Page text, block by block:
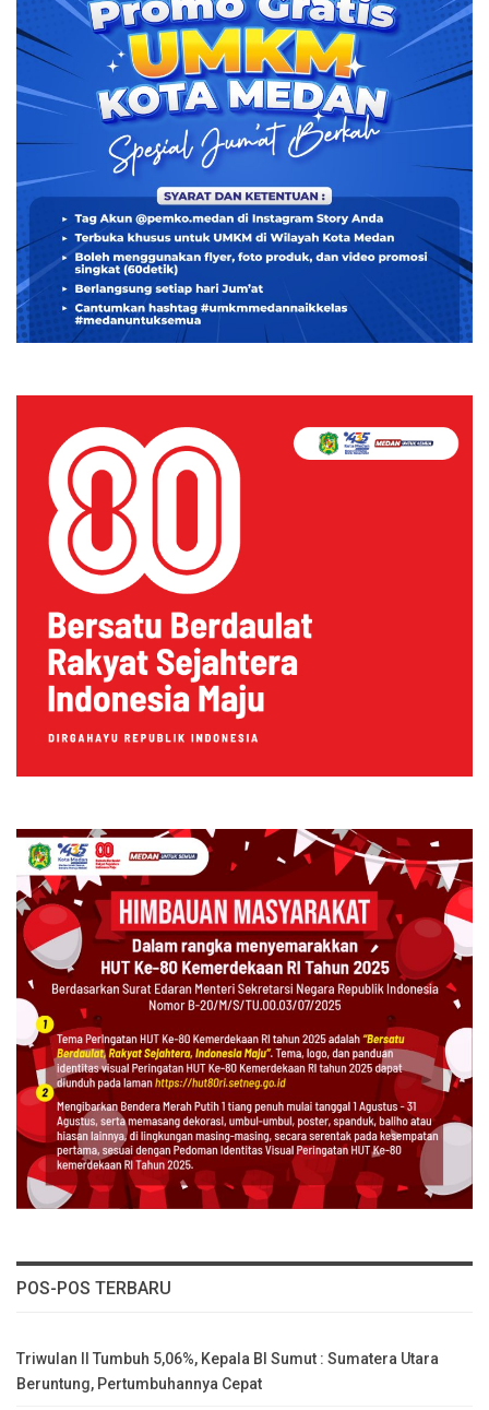
POS-POS TERBARU
Triwulan II Tumbuh 5,06%, Kepala BI Sumut : Sumatera Utara
Beruntung, Pertumbuhannya Cepat